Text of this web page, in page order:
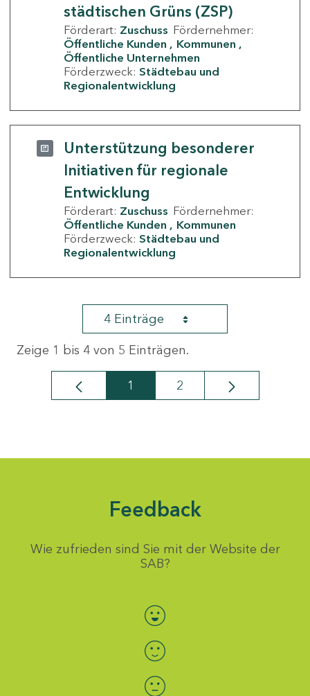
städtischen Grüns (ZSP)
Förderart: Zuschuss Fördernehmer:
Öffentliche Kunden
Kommunen
Öffentliche Unternehmen
Förderzweck: Städtebau und
Regionalentwicklung
Unterstützung besonderer
Initiativen für regionale
Entwicklung
Förderart: Zuschuss Fördernehmer:
Öffentliche Kunden
Kommunen
Förderzweck: Städtebau und
Regionalentwicklung
4 Einträge
Zeige 1 bis 4 von 5 Einträgen.
Seite
1 Seite
2
Feedback
Wie zufrieden sind Sie mit der Website der
SAB?
Bewertung auswählen